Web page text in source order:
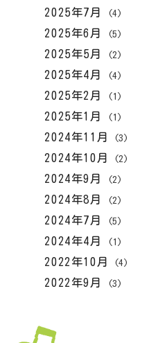
2025年7月 (4)
2025年6月 (5)
2025年5月 (2)
2025年4月 (4)
2025年2月 (1)
2025年1月 (1)
2024年11月 (3)
2024年10月 (2)
2024年9月 (2)
2024年8月 (2)
2024年7月 (5)
2024年4月 (1)
2022年10月 (4)
2022年9月 (3)